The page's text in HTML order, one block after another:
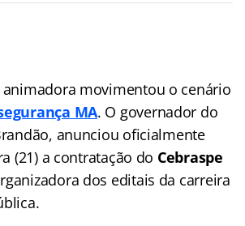
movimentou o cenário
MA. O governador do
anunciou oficialmente
(21) a contratação do Cebraspe
dos editais da carreira